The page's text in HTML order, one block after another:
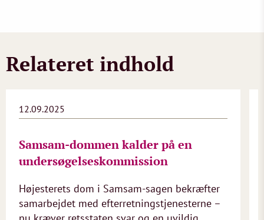
Relateret indhold
12.09.2025
Samsam-dommen kalder på en
undersøgelseskommission
Højesterets dom i Samsam-sagen bekræfter
samarbejdet med efterretningstjenesterne –